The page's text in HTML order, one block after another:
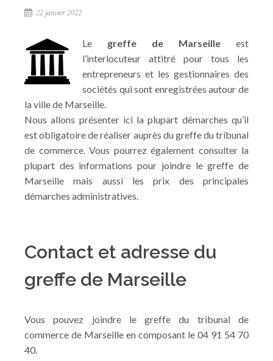
22 janvier 2022
Le greffe de Marseille est
l’interlocuteur attitré pour tous les
entrepreneurs et les gestionnaires des
sociétés qui sont enregistrées autour de
la ville de Marseille.
Nous allons présenter ici la plupart démarches qu’il
est obligatoire de réaliser auprès du greffe du tribunal
de commerce. Vous pourrez également consulter la
plupart des informations pour joindre le greffe de
Marseille mais aussi les prix des principales
démarches administratives.
Contact et adresse du
greffe de Marseille
Vous pouvez joindre le greffe du tribunal de
commerce de Marseille en composant le 04 91 54 70
40.